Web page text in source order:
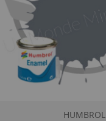
HUMBROL